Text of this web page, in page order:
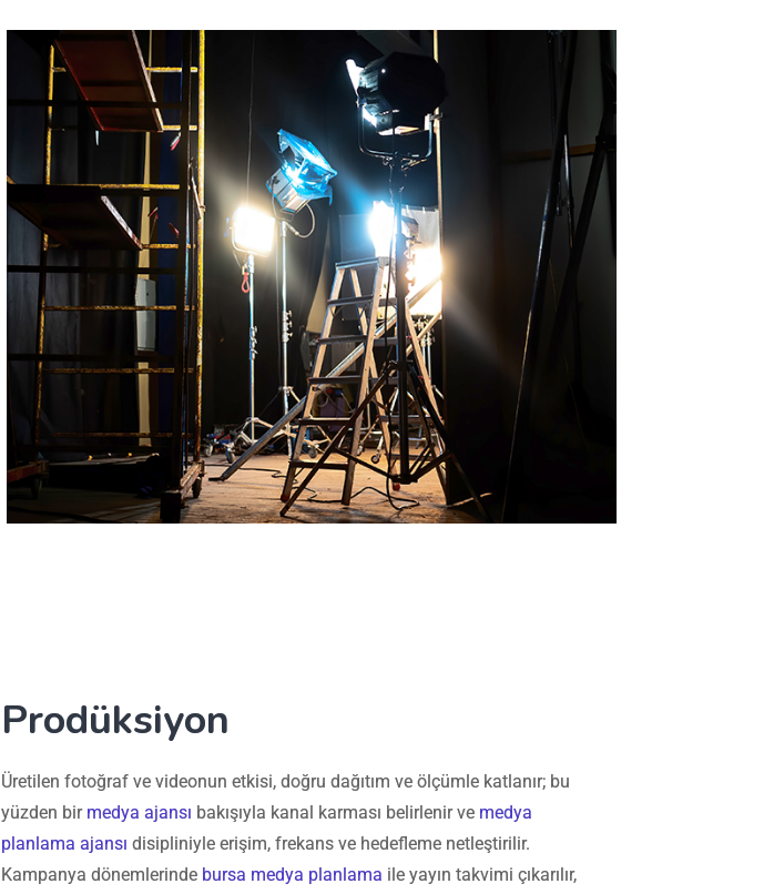
Prodüksiyon
Üretilen fotoğraf ve videonun etkisi, doğru dağıtım ve ölçümle katlanır; bu
yüzden bir medya ajansı bakışıyla kanal karması belirlenir ve medya
planlama ajansı disipliniyle erişim, frekans ve hedefleme netleştirilir.
Kampanya dönemlerinde bursa medya planlama ile yayın takvimi çıkarılır,